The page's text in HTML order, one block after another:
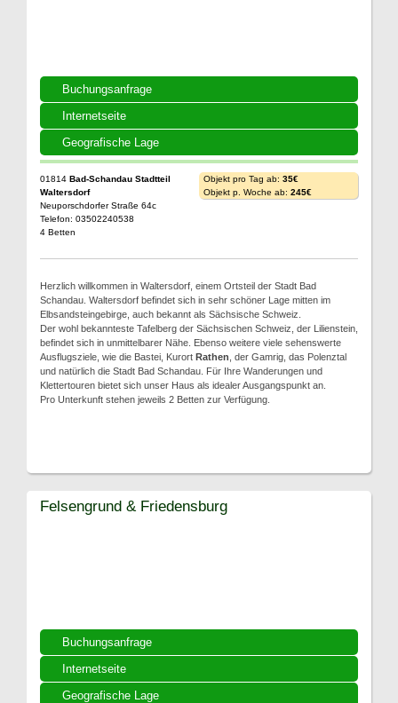
Buchungsanfrage
Internetseite
Geografische Lage
01814 Bad-Schandau Stadtteil
Waltersdorf
Neuporschdorfer Straße 64c
Telefon: 03502240538
4 Betten
Objekt pro Tag ab: 35€
Objekt p. Woche ab: 245€
Herzlich willkommen in Waltersdorf, einem Ortsteil der Stadt Bad
Schandau. Waltersdorf befindet sich in sehr schöner Lage mitten im
Elbsandsteingebirge, auch bekannt als Sächsische Schweiz.
Der wohl bekannteste Tafelberg der Sächsischen Schweiz, der Lilienstein,
befindet sich in unmittelbarer Nähe. Ebenso weitere viele sehenswerte
Ausflugsziele, wie die Bastei, Kurort Rathen , der Gamrig, das Polenztal
und natürlich die Stadt Bad Schandau. Für Ihre Wanderungen und
Klettertouren bietet sich unser Haus als idealer Ausgangspunkt an.
Pro Unterkunft stehen jeweils 2 Betten zur Verfügung.
Buchungsanfrage
Internetseite
Geografische Lage
Felsengrund & Friedensburg